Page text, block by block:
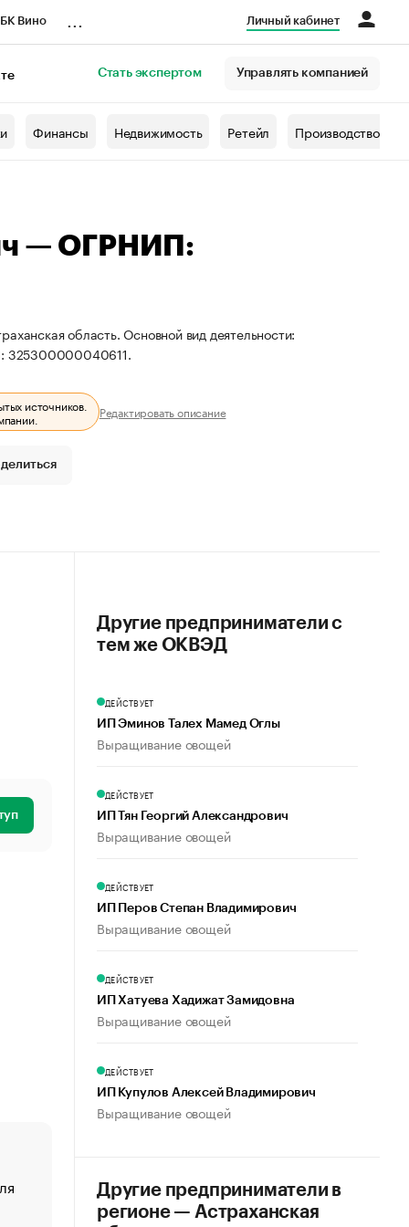
Вино Личный кабинет
Стать экспертом Управлять компанией
Финансы Недвижимость Ретейл Производство
— ОГРНИП:
область. Основной вид деятельности:
325300000040611.
источников.
Редактировать описание
«От спорта тело стареет иначе». Как живет глава
создавшей GTA
Другие предприниматели с
тем же ОКВЭД
ДЕЙСТВУЕТ
ИП Эминов Талех Мамед Оглы
Выращивание овощей
ДЕЙСТВУЕТ
ИП Тян Георгий Александрович
Выращивание овощей
ДЕЙСТВУЕТ
ИП Перов Степан Владимирович
Выращивание овощей
ДЕЙСТВУЕТ
ИП Хатуева Хадижат Замидовна
Выращивание овощей
ДЕЙСТВУЕТ
ИП Купулов Алексей Владимирович
Выращивание овощей
Другие предприниматели в
регионе — Астраханская